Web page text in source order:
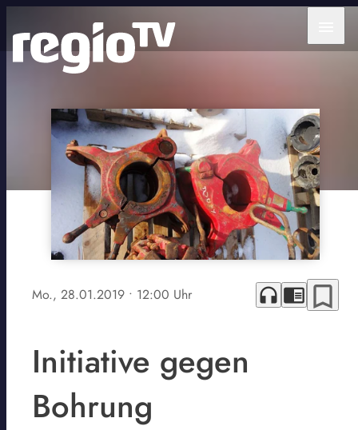
Mo., 28.01.2019 • 12:00 Uhr headphones chrome_reader_mode bookmark_border
Initiative gegen
Bohrung